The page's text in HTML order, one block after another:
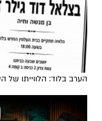
הערב בלוד: הלווייתו של